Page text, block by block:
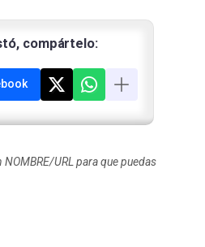
compártelo:
URL para que puedas